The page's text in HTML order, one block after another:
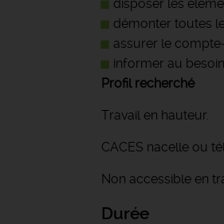
disposer les
démonter toutes
assurer le
informer au
Profil recherché
Travail en hauteur.
CACES nacelle ou
Non accessible en
Durée